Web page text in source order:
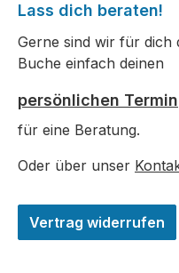
Lass dich beraten!
Gerne sind wir für dich
Buche einfach deinen
persönlichen Termin
für eine Beratung.
Oder über unser
Vertrag widerrufen